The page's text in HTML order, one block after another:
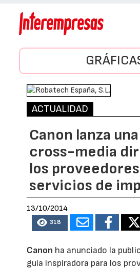
ACTUALIDAD
Canon lanza
cross-media
los
servicios de
13/10/2014
318
Canon ha anunciado la
guía inspiradora para los